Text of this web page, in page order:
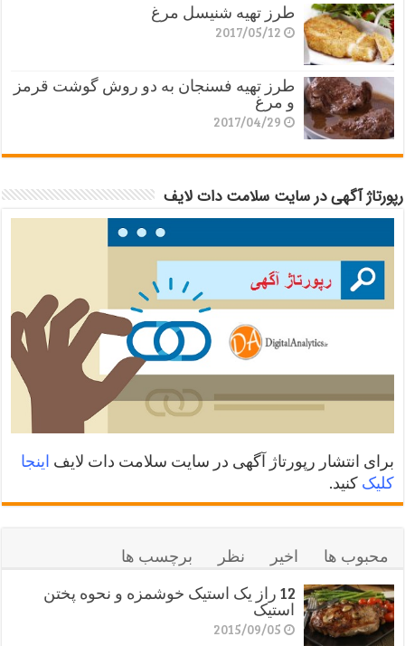
طرز تهیه شنیسل مرغ
2017/05/12
طرز تهیه فسنجان به دو روش گوشت قرمز
و مرغ
2017/04/29
رپورتاژ آگهی در سایت سلامت دات لایف
برای انتشار رپورتاژ آگهی در سایت سلامت دات لایف اینجا
کلیک کنید.
محبوب ها اخیر نظر
برچسب ها
12 راز یک استیک خوشمزه و نحوه پختن
استیک
2015/09/05